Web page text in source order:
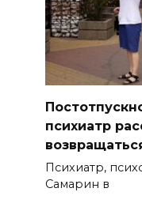
психиатр
Психиатр,
Самарин в